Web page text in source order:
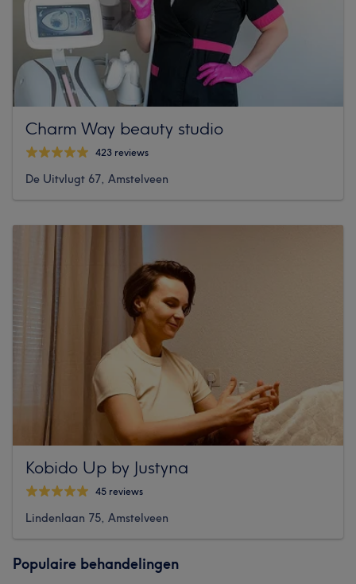
Charm Way beauty studio
423 reviews
De Uitvlugt 67, Amstelveen
Kobido Up by Justyna
45 reviews
Lindenlaan 75, Amstelveen
Populaire behandelingen